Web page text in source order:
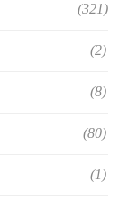
(321)
(2)
(8)
(80)
(1)